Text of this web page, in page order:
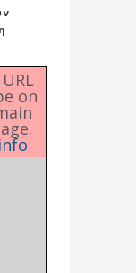
on